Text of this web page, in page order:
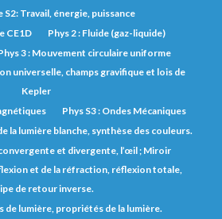
S2: Travail, énergie, puissance
CE1D
Phys 2 : Fluide (gaz-liquide)
3 : Mouvement circulaire uniforme
universelle, champs gravifique et lois de
Kepler
Phys S3 : Ondes Mécaniques
la lumière blanche, synthèse des couleurs.
et divergente, l’œil ; Miroir
et de la réfraction, réflexion totale,
de retour inverse.
de lumière, propriétés de la lumière.